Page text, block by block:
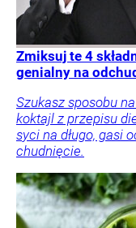
Zmiksuj te 4
genialny na
Szukasz sposobu
koktajl z przepisu
syci na długo, gasi
chudnięcie.